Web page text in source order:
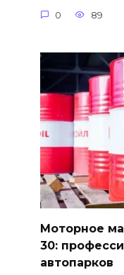
0 89
Моторное
30:
автопарков